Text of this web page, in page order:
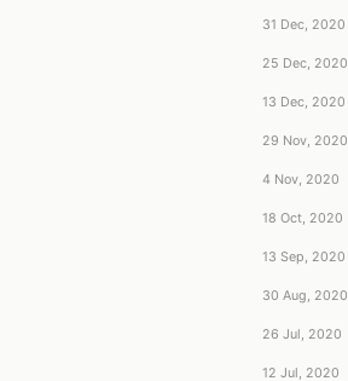
31 Dec, 2020
25 Dec, 2020
13 Dec, 2020
29 Nov, 2020
4 Nov, 2020
18 Oct, 2020
13 Sep, 2020
30 Aug, 2020
26 Jul, 2020
12 Jul, 2020